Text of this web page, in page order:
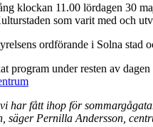
klockan 11.00 lördagen 30
som varit med och
ordförande i Solna
program under resten av dagen
har fått ihop för
säger Pernilla Andersson,